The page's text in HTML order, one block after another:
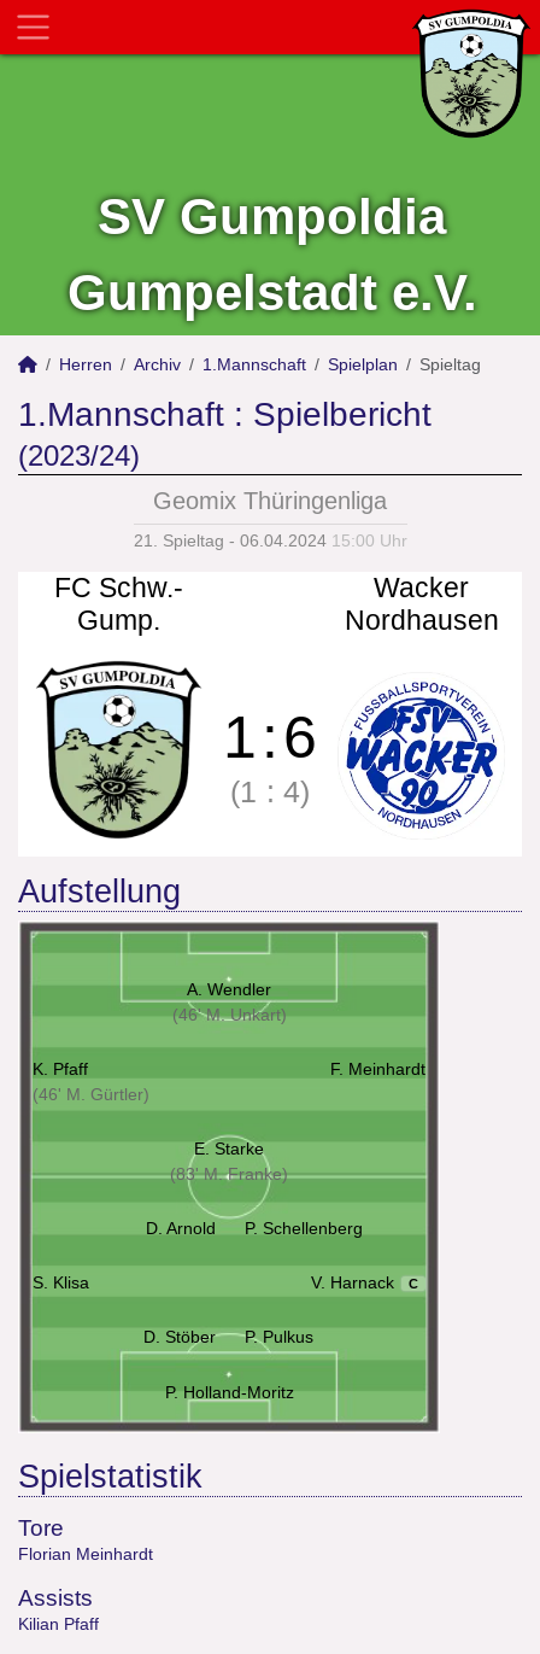
SV Gumpoldia
Gumpelstadt e.V.
Herren Archiv 1.Mannschaft Spielplan Spieltag
1.Mannschaft : Spielbericht
(2023/24)
Geomix Thüringenliga
21. Spieltag - 06.04.2024 15:00 Uhr
FC Schw.-
Gump.
Wacker
Nordhausen
1:6
(1 : 4)
Aufstellung
A. Wendler
(46' M. Unkart)
K. Pfaff
(46' M. Gürtler)
F. Meinhardt
E. Starke
(83' M. Franke)
D. Arnold P. Schellenberg
S. Klisa V. Harnack C
D. Stöber P. Pulkus
P. Holland-Moritz
Spielstatistik
Tore
Florian Meinhardt
Assists
Kilian Pfaff